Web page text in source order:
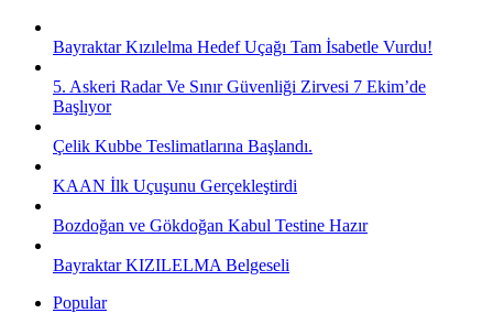
Bayraktar Kızılelma Hedef Uçağı Tam İsabetle Vurdu!
5. Askeri Radar Ve Sınır Güvenliği Zirvesi 7 Ekim’de
Başlıyor
Çelik Kubbe Teslimatlarına Başlandı.
KAAN İlk Uçuşunu Gerçekleştirdi
Bozdoğan ve Gökdoğan Kabul Testine Hazır
Bayraktar KIZILELMA Belgeseli
Popular